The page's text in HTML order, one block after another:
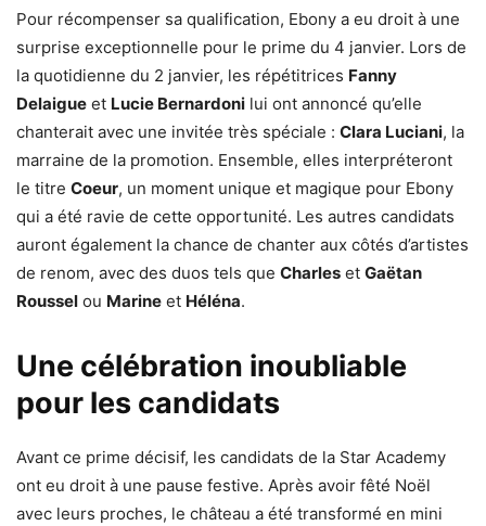
Pour récompenser sa qualification, Ebony a eu droit à une
surprise exceptionnelle pour le prime du 4 janvier. Lors de
la quotidienne du 2 janvier, les répétitrices Fanny
Delaigue et Lucie Bernardoni lui ont annoncé qu’elle
chanterait avec une invitée très spéciale : Clara Luciani, la
marraine de la promotion. Ensemble, elles interpréteront
le titre Coeur, un moment unique et magique pour Ebony
qui a été ravie de cette opportunité. Les autres candidats
auront également la chance de chanter aux côtés d’artistes
de renom, avec des duos tels que Charles et Gaëtan
Roussel ou Marine et Héléna.
Une célébration inoubliable
pour les candidats
Avant ce prime décisif, les candidats de la Star Academy
ont eu droit à une pause festive. Après avoir fêté Noël
avec leurs proches, le château a été transformé en mini